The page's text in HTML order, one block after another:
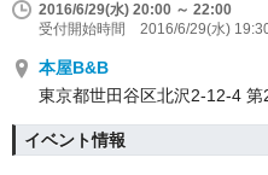
2016/6/29(水) 20:00 ～ 22:00
受付開始時間 2016/6/29(水)
本屋B&B
東京都世田谷区北沢2-12-4 第
イベント情報